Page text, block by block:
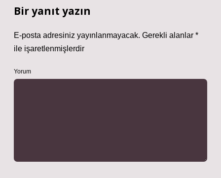
Bir yanıt yazın
E-posta adresiniz yayınlanmayacak. Gerekli alanlar *
ile işaretlenmişlerdir
Yorum